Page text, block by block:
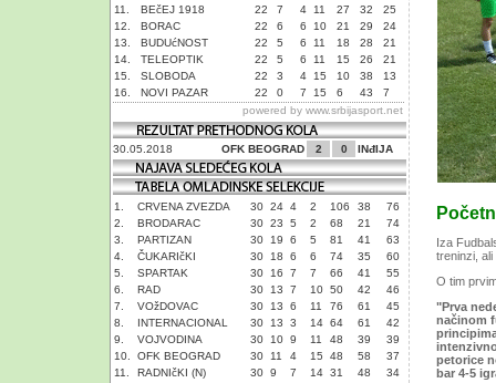
11.
BEčEJ 1918 22 7 4 11 27 32
25
12.
BORAC 22 6 6 10 21 29
24
13.
BUDUćNOST 22 5 6 11 18 28
21
14.
TELEOPTIK 22 5 6 11 15 26
21
15.
SLOBODA 22 3 4 15 10 38
13
16.
NOVI PAZAR 22 0 7 15 6 43
7
powered by www.srbijasport.net
30.05.2018 OFK BEOGRAD 2 0 INđIJA
1. CRVENA ZVEZDA 30 24 4 2 106 38
76
2.
BRODARAC 30 23 5 2 68 21
74
3.
PARTIZAN 30 19 6 5 81 41
63
4.
ČUKARIčKI 30 18 6 6 74 35
60
5.
SPARTAK 30 16 7 7 66 41
55
6.
RAD 30 13 7 10 50 42
46
7.
VOžDOVAC 30 13 6 11 76 61
45
8.
INTERNACIONAL 30 13 3 14 64 61
42
9.
VOJVODINA 30 10 9 11 48 39
39
10.
OFK BEOGRAD 30 11 4 15 48 58
37
11.
RADNIčKI (N) 30 9 7 14 31 48
34
Iza
treninzi,
O tim
"Prva
načinom
petorice
bar 4-5